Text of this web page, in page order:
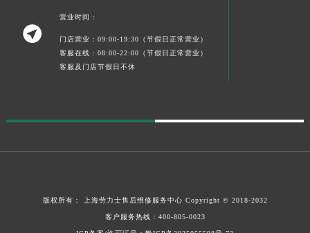

营业时间：
门店营业：09:00-19:30（节假日正常营业）
客服在线：08:00-22:00（节假日正常营业）
客服及门店节假日不休
版权所有： 上海劳力士售后维修服务中心 Copyright © 2018-2032
客户服务热线： 400-805-0023